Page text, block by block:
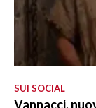
SUI SOCIAL
Vannacci,